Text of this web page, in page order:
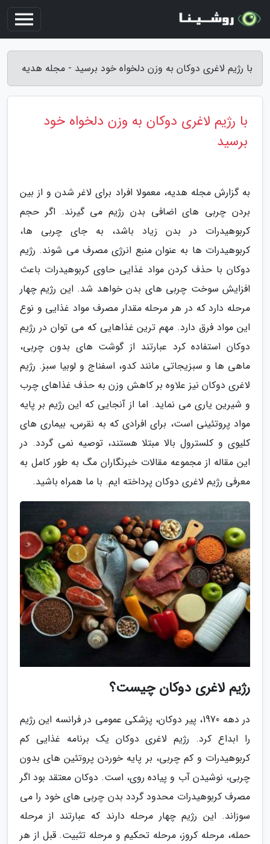
با رژیم لاغری دوکان به وزن دلخواه خود برسید - مجله هدیه
با رژیم لاغری دوکان به وزن دلخواه خود
برسید
به گزارش مجله هدیه، معمولا افراد برای لاغر شدن و از بین
بردن چربی های اضافی بدن رژیم می گیرند. اگر حجم
کربوهیدرات در بدن زیاد باشد، به جای چربی ها،
کربوهیدرات ها به عنوان منبع انرژی مصرف می شوند. رژیم
دوکان با حذف کردن مواد غذایی حاوی کربوهیدرات باعث
افزایش سوخت چربی های بدن خواهد شد. این رژیم چهار
مرحله دارد که در هر مرحله مقدار مصرف مواد غذایی و نوع
این مواد فرق دارد. مهم ترین غذاهایی که می توان در رژیم
دوکان استفاده کرد عبارتند از گوشت های بدون چربی،
ماهی ها و سبزیجاتی مانند کدو، اسفناج و لوبیا سبز. رژیم
لاغری دوکان نیز علاوه بر کاهش وزن به حذف غذاهای چرب
و شیرین یاری می نماید. اما از آنجایی که این رژیم بر پایه
مواد پروتئینی است، برای افرادی که به نقرس، بیماری های
کلیوی و کلسترول بالا مبتلا هستند، توصیه نمی گردد. در
این مقاله از مجموعه مقالات خبرنگاران مگ به طور کامل به
معرفی رژیم لاغری دوکان پرداخته ایم. با ما همراه باشید.
رژیم لاغری دوکان چیست؟
در دهه 1970، پیر دوکان، پزشکی عمومی در فرانسه این رژیم
را ابداع کرد. رژیم لاغری دوکان یک برنامه غذایی کم
کربوهیدرات و کم چربی، بر پایه خوردن پروتئین های بدون
چربی، نوشیدن آب و پیاده روی، است. دوکان معتقد بود اگر
مصرف کربوهیدرات محدود گردد بدن چربی های خود را می
سوزاند. این رژیم چهار مرحله دارند که عبارتند از مرحله
حمله، مرحله کروز، مرحله تحکیم و مرحله تثبیت. قبل از هر